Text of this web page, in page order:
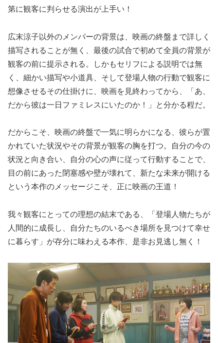
第に観客に判らせる演出が上手い！
広末涼子以外のメンバーの背景は、映画の終盤まで詳しく
描写されることが無く、最後の試合で初めて全員の背景が
観客の前に提示される。しかもセリフによる説明では無
く、細かい描写や小道具、そして登場人物の行動で観客に
想像させるその仕掛けに、映画を見終わってから、「あ、
だから彼は一日ファミレスにいたのか！」と分かる程だ。
だからこそ、映画の終盤で一気に明らかになる、彼らが置
かれていた状況やその背景が観客の胸を打つ。自分の今の
状況と向き合い、自分の心の声に従って行動することで、
目の前にあった閉塞感や壁が壊れて、新たな未来が開ける
という本作のメッセージこそ、正に映画の王道！
我々観客にとっての理想の結末である、「登場人物たちが
人間的に成長し、自分たちのいるべき場所を見つけて幸せ
に暮らす」が存分に味わえる本作、是非お見逃し無く！